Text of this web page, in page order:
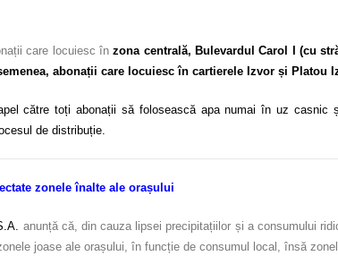
care locuiesc înzona centrală, Bulevardul Carol I (cu
abonații care locuiesc în cartierele Izvor și Platou
către toți abonații să folosească apa numai în uz
de distribuție.
zonele înalte ale orașului
anunță că, din cauza lipsei precipitațiilor și a consumului
joase ale orașului, în funcție de consumul local, însă